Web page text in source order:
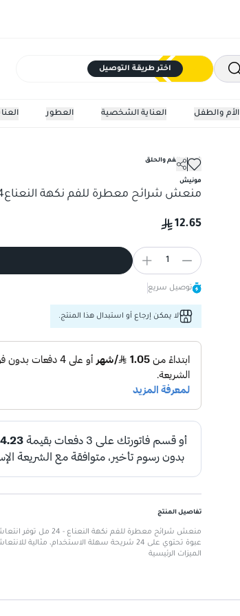
اختر طريقة التوصيل
العطور العناية الشخصية الأم والطفل
منعش شرائح معطرة للفم نكهة النعناع24مل
غسول الفم والحلق
مونيش
منعش شرائح معطرة للفم نكهة النعناع24مل
12.65
1
توصيل سريع
لا يمكن إرجاع أو استبدال هذا المنتج.
تفاصيل المنتج
منعش شرائح معطرة للفم
عبوة تحتوي على 24 شريحة سهلة الاستخدام، مثالية للانتعاش أثناء التنقل.
الميزات الرئيسية
تركيبة خالية من السكر: مناسبة لجميع المستخدمين.